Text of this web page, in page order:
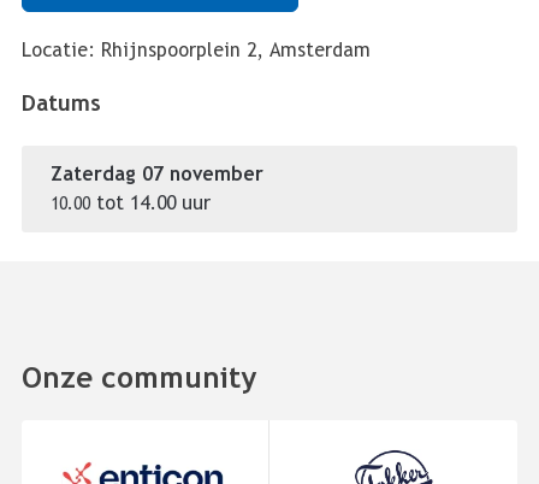
Locatie: Rhijnspoorplein 2, Amsterdam
Datums
Zaterdag 07 november
10.00tot 14.00 uur
Onze community